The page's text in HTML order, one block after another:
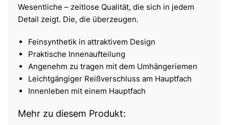
Wesentliche – zeitlose Qualität, die sich in jedem
Detail zeigt. Die, die überzeugen.
Feinsynthetik in attraktivem Design
Praktische Innenaufteilung
Angenehm zu tragen mit dem Umhängeriemen
Leichtgängiger Reißverschluss am Hauptfach
Innenleben mit einem Hauptfach
Mehr zu diesem Produkt: